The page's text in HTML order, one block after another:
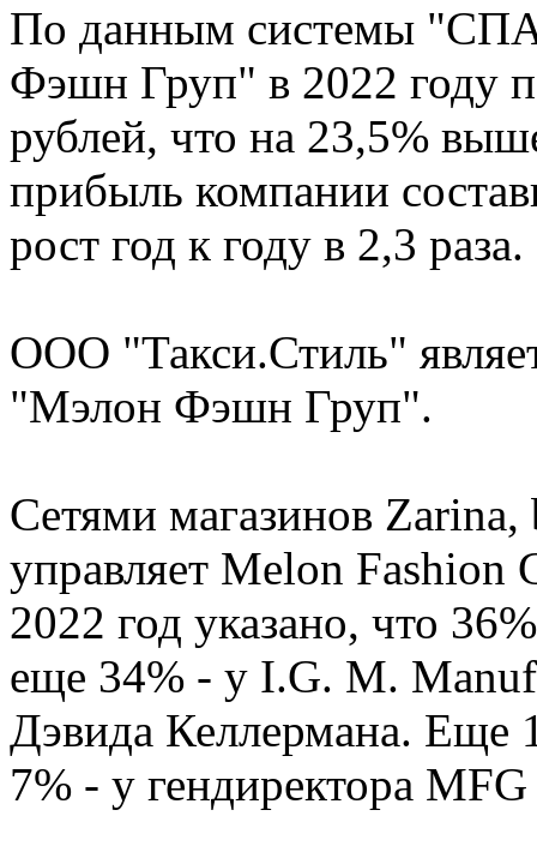
По данным системы
Фэшн Груп" в 2022 году
рублей, что на 23,5%
прибыль компании
рост год к году в 2,3 раза.
ООО "Такси.Стиль"
"Мэлон Фэшн Груп".
Сетями магазинов
управляет Melon Fashion
2022 год указано, что
еще 34% - у I.G. M.
Дэвида Келлермана. Еще
7% - у гендиректора